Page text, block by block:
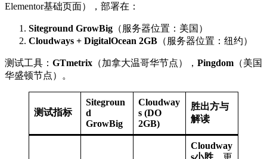
Elementor基础页面），部署在：
Siteground GrowBig （服务器位置：美国）
Cloudways + DigitalOcean 2GB （服务器位置：纽约）
测试工具： GTmetrix （加拿大温哥华节点）， Pingdom （美国
华盛顿节点）。
测试指标
Sitegroun
d
GrowBig
Cloudway
s (DO
2GB)
胜出方与
解读
Cloudway
s小胜 。更